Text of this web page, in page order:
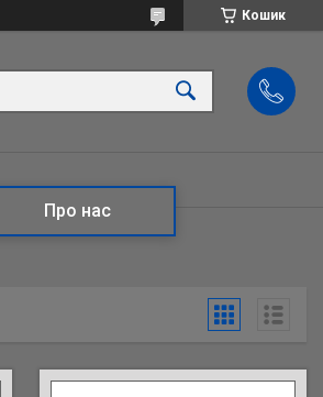
Кошик
Про нас